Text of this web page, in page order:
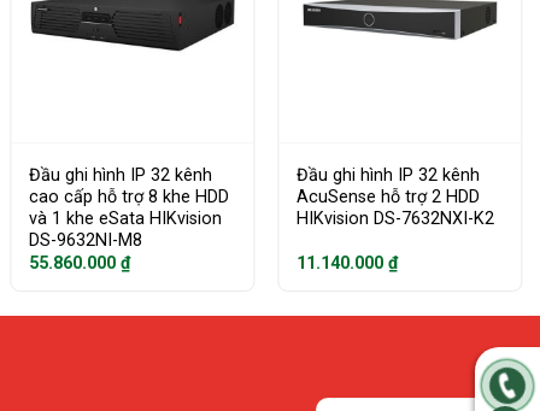
Đầu ghi hình IP 32 kênh
cao cấp hỗ trợ 8 khe HDD
và 1 khe eSata HIKvision
DS-9632NI-M8
55.860.000₫
Đầu ghi hình IP 32 kênh
AcuSense hỗ trợ 2 HDD
HIKvision DS-7632NXI-K2
11.140.000₫